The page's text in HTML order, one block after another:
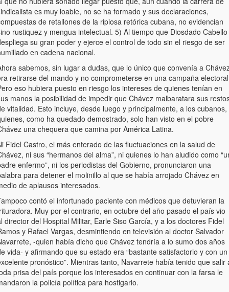
es muy loable, no se ha formado y sus declaraciones,
de retallones de la ripiosa retórica cubana, no evidencian
rustiquez y mengua intelectual. 5) Al tiempo que Diosdado Cabello
su gran poder y ejerce el control de todo sin el riesgo de ser
en cadena nacional.
sabemos, sin lugar a dudas, que lo único que convenía a
retirarse del mando y no comprometerse en una campaña
eso hubiera puesto en riesgo los intereses de quienes tenían en
manos la posibilidad de impedir que Chávez malbaratara sus
vitalidad. Esto incluye, desde luego y principalmente, a los cubanos,
como ha quedado demostrado, solo han visto en el pobre
una chequera que camina por América Latina.
Fidel Castro, el más enterado de las fluctuaciones en la salud de
ni sus “hermanos del alma”, ni quienes lo han aludido como
enfermo”, ni los periodistas del Gobierno, pronunciaron una
para detener el molinillo al que se había arrojado Chávez en
de aplausos interesados.
contó el infortunado paciente con médicos que detuvieran la
Muy por el contrario, en octubre del año pasado el país vio
director del Hospital Militar, Earle Siso García, y a los doctores Fidel
y Rafael Vargas, desmintiendo en televisión al doctor Salvador
-quien había dicho que Chávez tendría a lo sumo dos años
vida- y afirmando que su estado era “bastante satisfactorio y con un
pronóstico”. Mientras tanto, Navarrete había tenido que salir
prisa del país porque los interesados en continuar con la farsa le
la policía política para hostigarlo.